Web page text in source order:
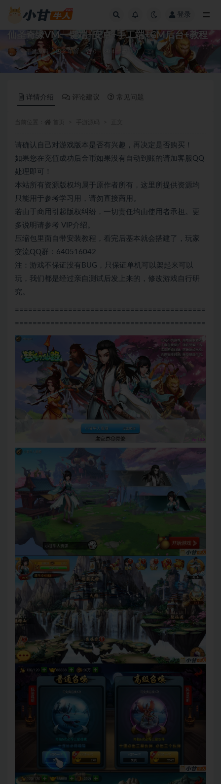
登录
仙圣奇缘VM一键端+安卓+手工端+GM后台+教程
手游源码 2 年前 0 4 300
详情介绍 评论建议 常见问题
请确认自己对游戏版本是否有兴趣，再决定是否购买！
如果您在充值成功后金币如果没有自动到账的请加客服QQ
处理即可！
本站所有资源版权均属于原作者所有，这里所提供资源均
只能用于参考学习用，请勿直接商用。
若由于商用引起版权纠纷，一切责任均由使用者承担。更
多说明请参考 VIP介绍。
压缩包里面自带安装教程，看完后基本就会搭建了，玩家
交流QQ群：640516042
注：游戏不保证没有BUG，只保证单机可以架起来可以
玩，我们都是经过亲自测试后发上来的，修改游戏自行研
究。
===========================================
===========================================